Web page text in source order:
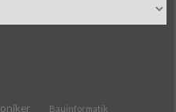
Bauinformatik